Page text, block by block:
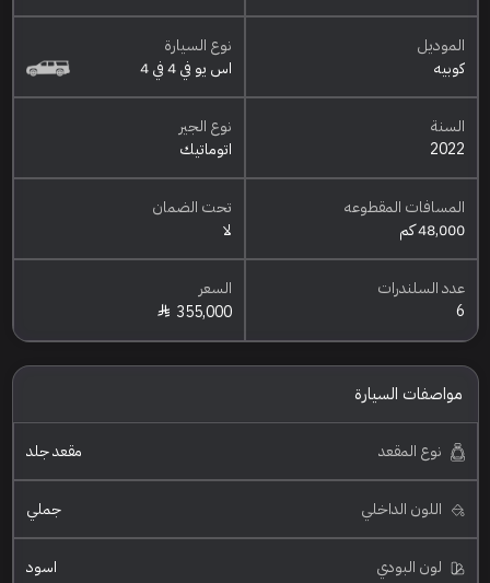
الموديل
كوبيه
نوع السيارة
اس يو في 4 في 4
السنة
2022
نوع الجير
اتوماتيك
المسافات المقطوعه
48,000 كم
تحت الضمان
لا
عدد السلندرات
6
السعر
355,000
مواصفات السيارة
نوع المقعد مقعد جلد
اللون الداخلي جملي
لون البودي اسود